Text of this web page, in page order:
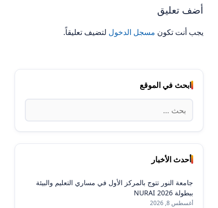
أضف تعليق
يجب أنت تكون مسجل الدخول لتضيف تعليقاً.
ابحث في الموقع
البحث
عن:
أحدث الأخبار
جامعة النور تتوج بالمركز الأول في مساري التعليم والبيئة
ببطولة NURAI 2026
أغسطس 8, 2026